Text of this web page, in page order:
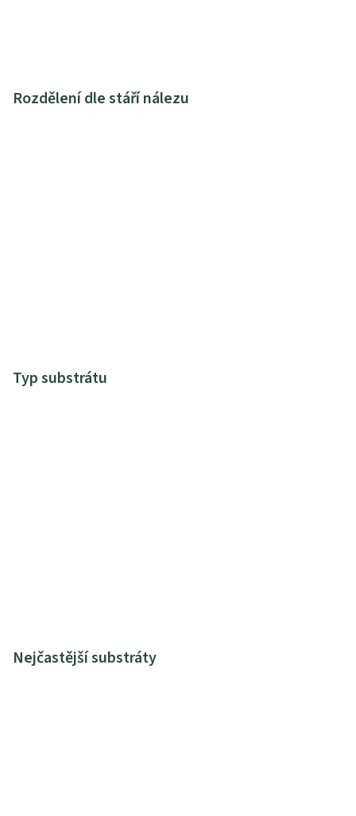
Rozdělení dle stáří nálezu
Typ substrátu
Nejčastější substráty